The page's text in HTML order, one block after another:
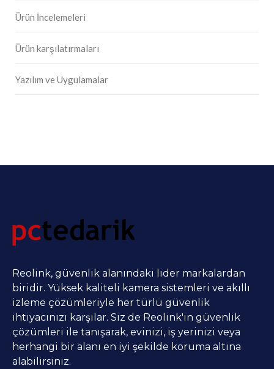
Ürün İncelemeleri
Ürün karşılatırmaları
Yazılım ve Uygulamalar
Reolink, güvenlik alanındaki lider markalardan
biridir. Yüksek kaliteli kamera sistemleri ve akıllı
izleme çözümleriyle her türlü güvenlik
ihtiyacınızı karşılar. Siz de Reolink'in güvenlik
çözümleri ile tanışarak, evinizi, iş yerinizi veya
herhangi bir alanı en iyi şekilde koruma altına
alabilirsiniz.